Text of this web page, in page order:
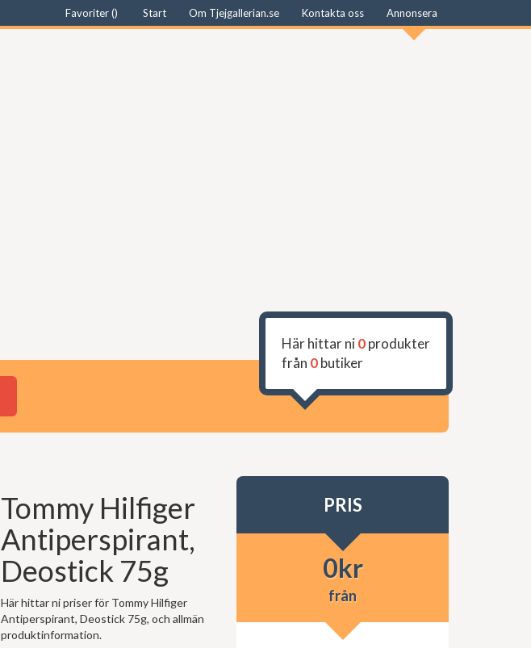
Favoriter () Start Om Tjejgallerian.se Kontakta oss Annonsera
Här hittar ni0produkter
från 0butiker
Tommy Hilfiger
Antiperspirant,
Deostick 75g
Här hittar ni priser för Tommy Hilfiger
Antiperspirant, Deostick 75g, och allmän
produktinformation.
PRIS
0kr
från